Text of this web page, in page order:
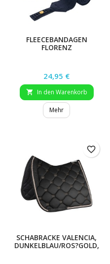
FLEECEBANDAGEN
FLORENZ
Preis
24,95 €
 In den Warenkorb
Mehr
SCHABRACKE VALENCIA,
DUNKELBLAU/ROS?GOLD,
favorite_border